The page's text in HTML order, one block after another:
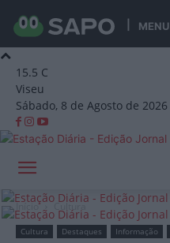
MENU
15.5 C
Viseu
Sábado, 8 de Agosto de 2026
Início Cultura
Cultura Destaques Informação